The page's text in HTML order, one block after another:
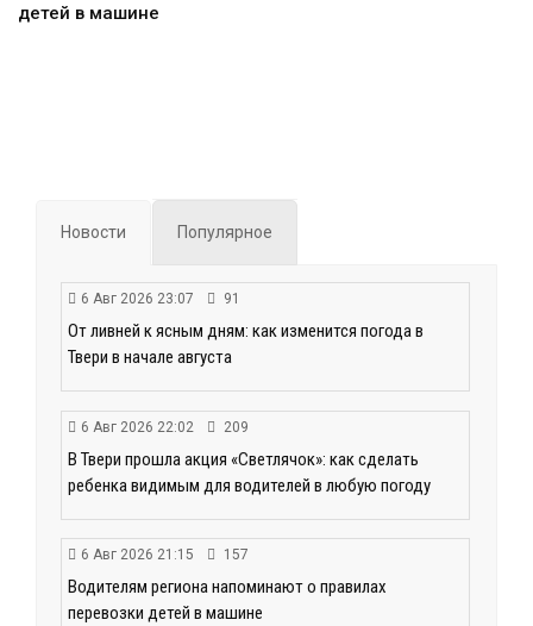
детей в машине
Новости Популярное
6 Авг 2026 23:07 91
От ливней к ясным дням: как изменится погода в
Твери в начале августа
6 Авг 2026 22:02 209
В Твери прошла акция «Светлячок»: как сделать
ребенка видимым для водителей в любую погоду
6 Авг 2026 21:15 157
Водителям региона напоминают о правилах
перевозки детей в машине